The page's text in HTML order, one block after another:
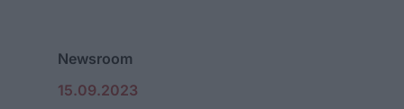
Newsroom
15.09.2023